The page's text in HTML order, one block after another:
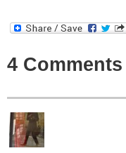
4 Comments